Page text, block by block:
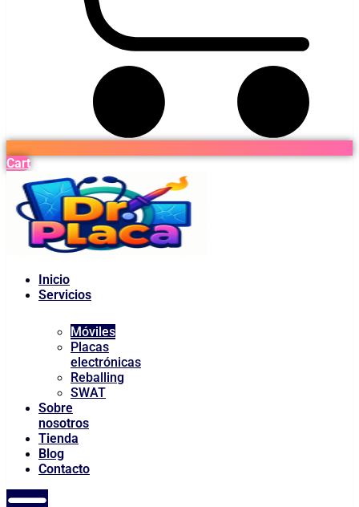
Cart
Inicio
Servicios
Móviles
Placas
electrónicas
Reballing
SWAT
Sobre
nosotros
Tienda
Blog
Contacto